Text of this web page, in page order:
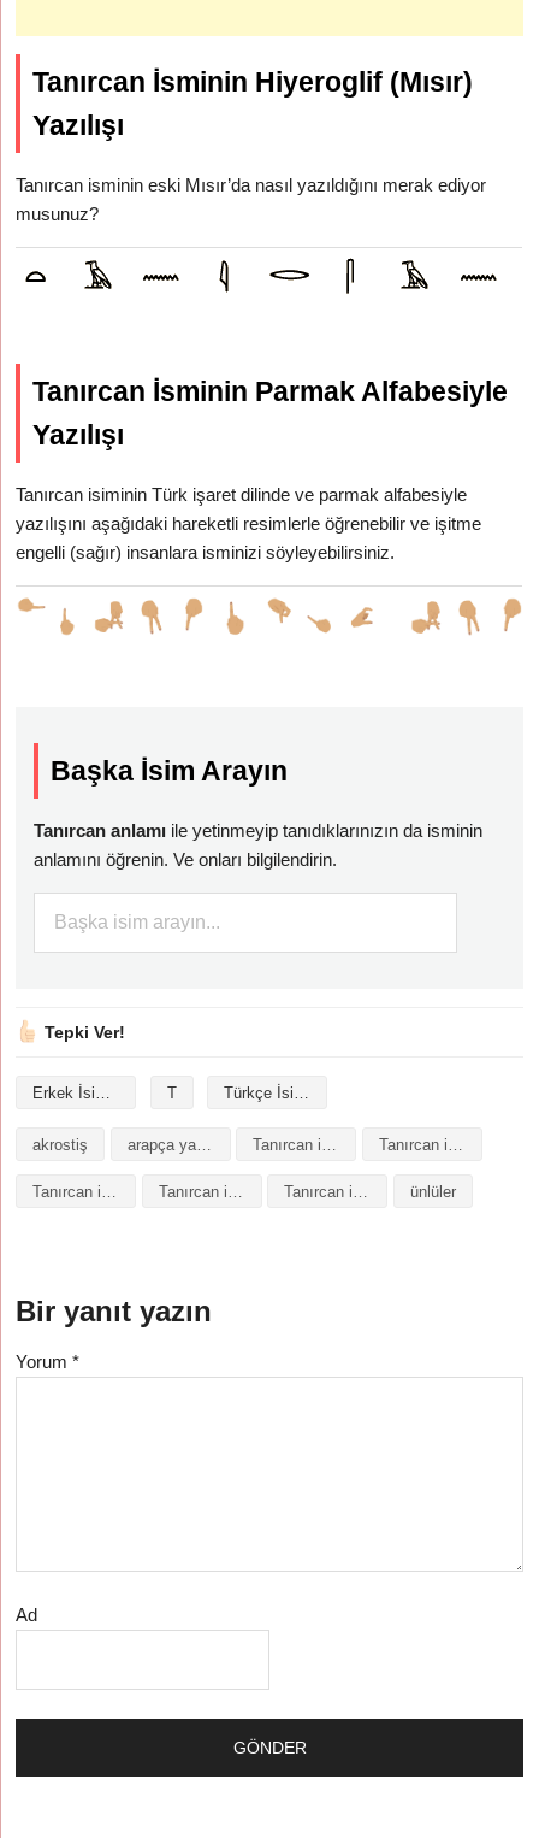
Tanırcan İsminin Hiyeroglif (Mısır)
Yazılışı
Tanırcan isminin eski Mısır’da nasıl yazıldığını merak ediyor
musunuz?
Tanırcan İsminin Parmak Alfabesiyle
Yazılışı
Tanırcan isiminin Türk işaret dilinde ve parmak alfabesiyle
yazılışını aşağıdaki hareketli resimlerle öğrenebilir ve işitme
engelli (sağır) insanlara isminizi söyleyebilirsiniz.
Başka İsim Arayın
Tanırcan anlamı ile yetinmeyip tanıdıklarınızın da isminin
anlamını öğrenin. Ve onları bilgilendirin.
Tepki Ver!
Erkek İsimleri T Türkçe İsimler
akrostiş arapça yazılışı
Tanırcan isminin baş harfleriyle şiir Tanırcan isminin kökeni Tanırcan isminin numerolojisi ünlüler
Bir yanıt yazın
Yorum*
Ad